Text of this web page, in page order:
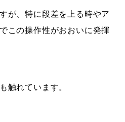
が、特に段差を上る時やア
この操作性がおおいに発揮
触れています。